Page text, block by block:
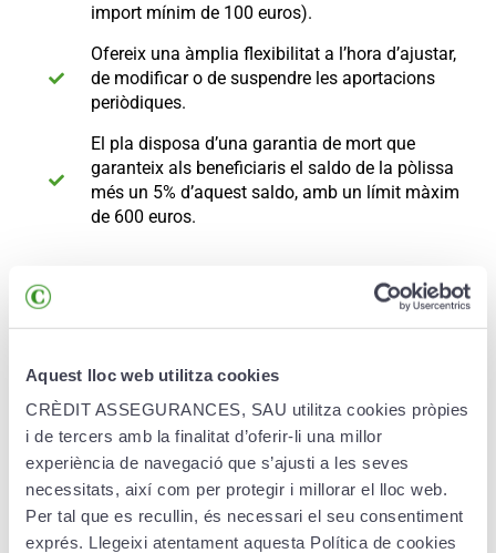
Aquest lloc web utilitza cookies
CRÈDIT ASSEGURANCES, SAU utilitza cookies pròpies
i de tercers amb la finalitat d’oferir-li una millor
experiència de navegació que s’ajusti a les seves
necessitats, així com per protegir i millorar el lloc web.
Per tal que es recullin, és necessari el seu consentiment
exprés. Llegeixi atentament aquesta Política de cookies
import mínim de 100 euros).
Ofereix una àmplia flexibilitat a l’hora d’ajustar,
de modificar o de suspendre les aportacions
periòdiques.
El pla disposa d’una garantia de mort que
garanteix als beneficiaris el saldo de la pòlissa
més un 5% d’aquest saldo, amb un límit màxim
de 600 euros.
Preservació del capital. Garantia del 100% de les
aportacions al venciment (capital garantit al
venciment del producte).
Rendibilitat amb la màxima transparència.
T’oferim un tipus d’interès garantit anual net